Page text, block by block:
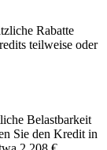
Rabatte
teilweise oder
Belastbarkeit
Sie den Kredit in